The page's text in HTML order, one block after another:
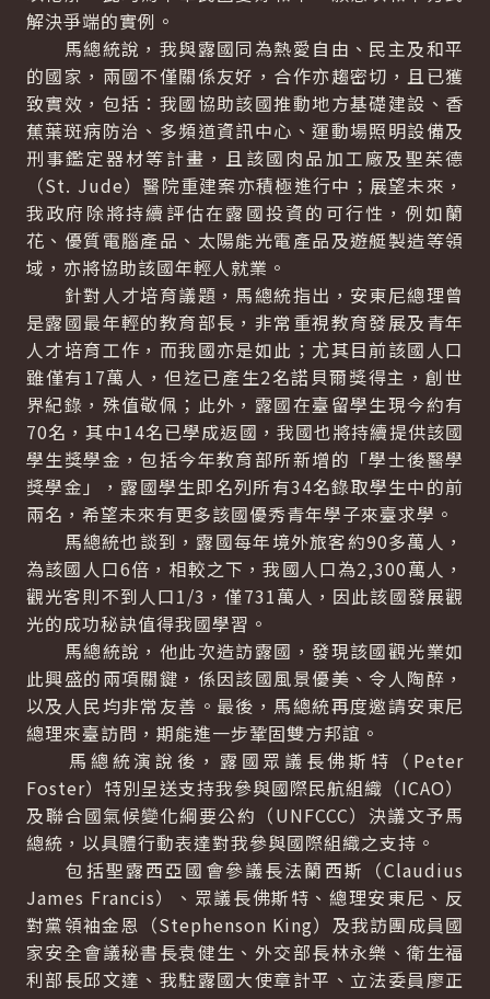
解決爭端的實例。
馬總統說，我與露國同為熱愛自由、民主及和平
的國家，兩國不僅關係友好，合作亦趨密切，且已獲
致實效，包括：我國協助該國推動地方基礎建設、香
蕉葉斑病防治、多頻道資訊中心、運動場照明設備及
刑事鑑定器材等計畫，且該國肉品加工廠及聖茱德
（St. Jude）醫院重建案亦積極進行中；展望未來，
我政府除將持續評估在露國投資的可行性，例如蘭
花、優質電腦產品、太陽能光電產品及遊艇製造等領
域，亦將協助該國年輕人就業。
針對人才培育議題，馬總統指出，安東尼總理曾
是露國最年輕的教育部長，非常重視教育發展及青年
人才培育工作，而我國亦是如此；尤其目前該國人口
雖僅有17萬人，但迄已產生2名諾貝爾獎得主，創世
界紀錄，殊值敬佩；此外，露國在臺留學生現今約有
70名，其中14名已學成返國，我國也將持續提供該國
學生獎學金，包括今年教育部所新增的「學士後醫學
獎學金」，露國學生即名列所有34名錄取學生中的前
兩名，希望未來有更多該國優秀青年學子來臺求學。
馬總統也談到，露國每年境外旅客約90多萬人，
為該國人口6倍，相較之下，我國人口為2,300萬人，
觀光客則不到人口1/3，僅731萬人，因此該國發展觀
光的成功秘訣值得我國學習。
馬總統說，他此次造訪露國，發現該國觀光業如
此興盛的兩項關鍵，係因該國風景優美、令人陶醉，
以及人民均非常友善。最後，馬總統再度邀請安東尼
總理來臺訪問，期能進一步鞏固雙方邦誼。
馬總統演說後，露國眾議長佛斯特（Peter
Foster）特別呈送支持我參與國際民航組織（ICAO）
及聯合國氣候變化綱要公約（UNFCCC）決議文予馬
總統，以具體行動表達對我參與國際組織之支持。
包括聖露西亞國會參議長法蘭西斯（Claudius
James Francis）、眾議長佛斯特、總理安東尼、反
對黨領袖金恩（Stephenson King）及我訪團成員國
家安全會議秘書長袁健生、外交部長林永樂、衛生福
利部長邱文達、我駐露國大使章計平、立法委員廖正